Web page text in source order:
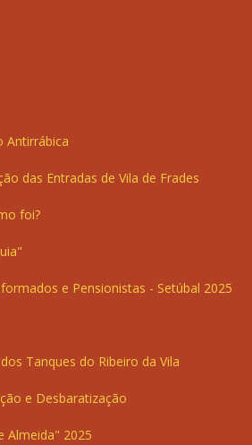
Antirrábica
das Entradas de Vila de Frades
foi?
e Pensionistas - Setúbal 2025
Tanques do Ribeiro da Vila
e Desbaratização
Almeida" 2025